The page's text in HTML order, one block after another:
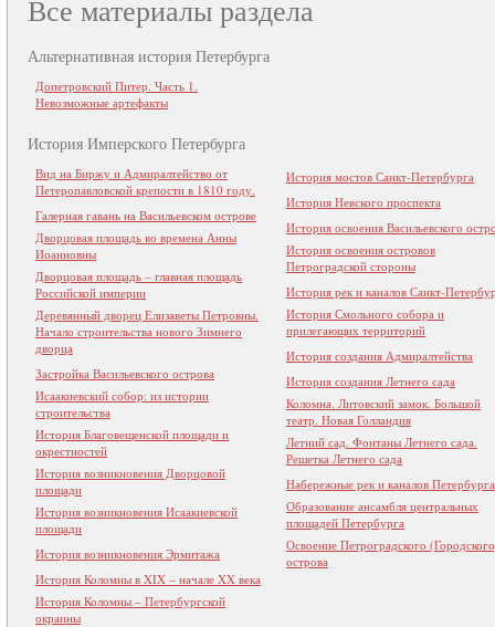
Все материалы раздела
Альтернативная история Петербурга
Допетровский Питер. Часть 1.
Невозможные артефакты
История Имперского Петербурга
Вид на Биржу и Адмиралтейство от
Петеропавловской крепости в 1810 году.
Галерная гавань на Васильевском острове
Дворцовая площадь во времена Анны
Иоанновны
Дворцовая площадь – главная площадь
Российской империи
Деревянный дворец Елизаветы Петровны.
Начало строительства нового Зимнего
дворца
Застройка Васильевского острова
Исаакиевский собор: из истории
строительства
История Благовещенской площади и
окрестностей
История возникновения Дворцовой
площади
История возникновения Исаакиевской
площади
История возникновения Эрмитажа
История Коломны в XIX – начале XX века
История Коломны – Петербургской
окраины
История мостов Санкт-Петербурга
История Невского проспекта
История освоения Васильевского
История освоения островов
Петроградской стороны
История рек и каналов Санкт-
История Смольного собора и
прилегающих территорий
История создания Адмиралтейства
История создания Летнего сада
Коломна. Литовский замок. Большой
театр. Новая Голландия
Летний сад. Фонтаны Летнего сада.
Решетка Летнего сада
Набережные рек и каналов Петербурга
Образование ансамбля центральных
площадей Петербурга
Освоение Петроградского
острова